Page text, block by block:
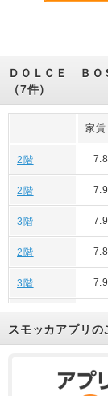
ＤＯＬＣＥ ＢＯ
（7件）
家賃
2階
2階
3階
2階
3階
1階
スモッカアプリの